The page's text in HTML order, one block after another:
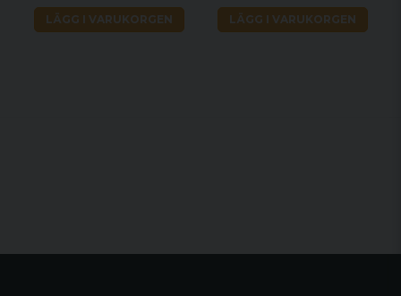
LÄGG I VARUKORGEN LÄGG I VARUKORGEN